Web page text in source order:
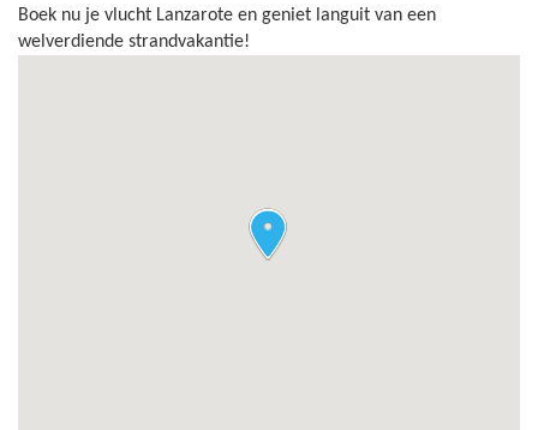
Boek nu je vlucht Lanzarote en geniet languit van een
welverdiende strandvakantie!